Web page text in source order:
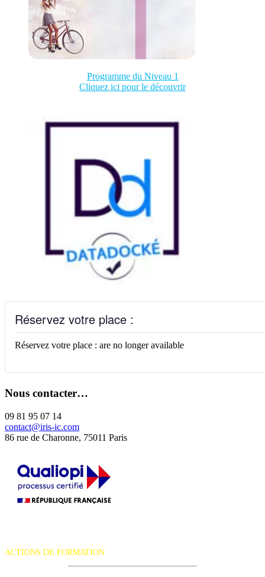
Programme du Niveau 1
Cliquez ici pour le découvrir
Réservez votre place :
Réservez votre place : are no longer available
Nous contacter…
09 81 95 07 14
contact@iris-ic.com
86 rue de Charonne, 75011 Paris
ACTIONS DE FORMATION